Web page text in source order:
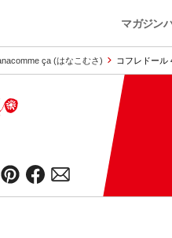
マガジン
ça (はなこむさ) コフレドール